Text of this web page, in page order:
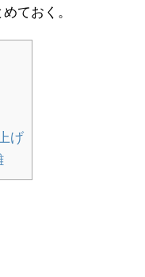
ておく。
げ